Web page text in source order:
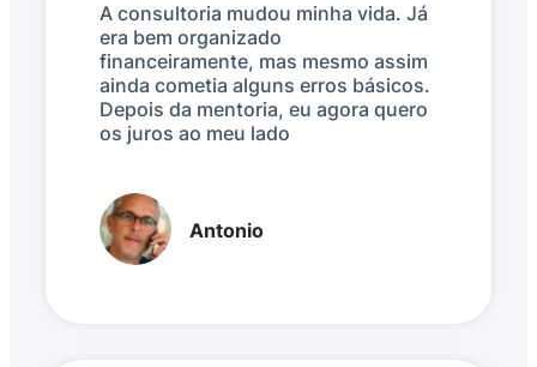
A consultoria mudou minha vida. Já
era bem organizado
financeiramente, mas mesmo assim
ainda cometia alguns erros básicos.
Depois da mentoria, eu agora quero
os juros ao meu lado
Antonio